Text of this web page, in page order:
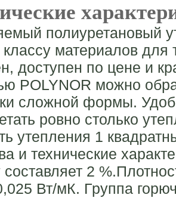
полиуретановый
материалов для
доступен по цене и
POLYNOR можно
сложной формы.
ровно столько
утепления 1
и технические
2
Вт/мК. Группа